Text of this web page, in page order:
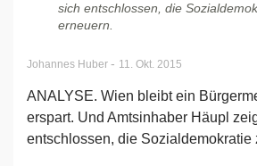
sich entschlossen, die
erneuern.
Johannes Huber - 11. Okt. 2015
ANALYSE. Wien bleibt ein
erspart. Und Amtsinhaber Häupl
entschlossen, die Sozialdemokratie